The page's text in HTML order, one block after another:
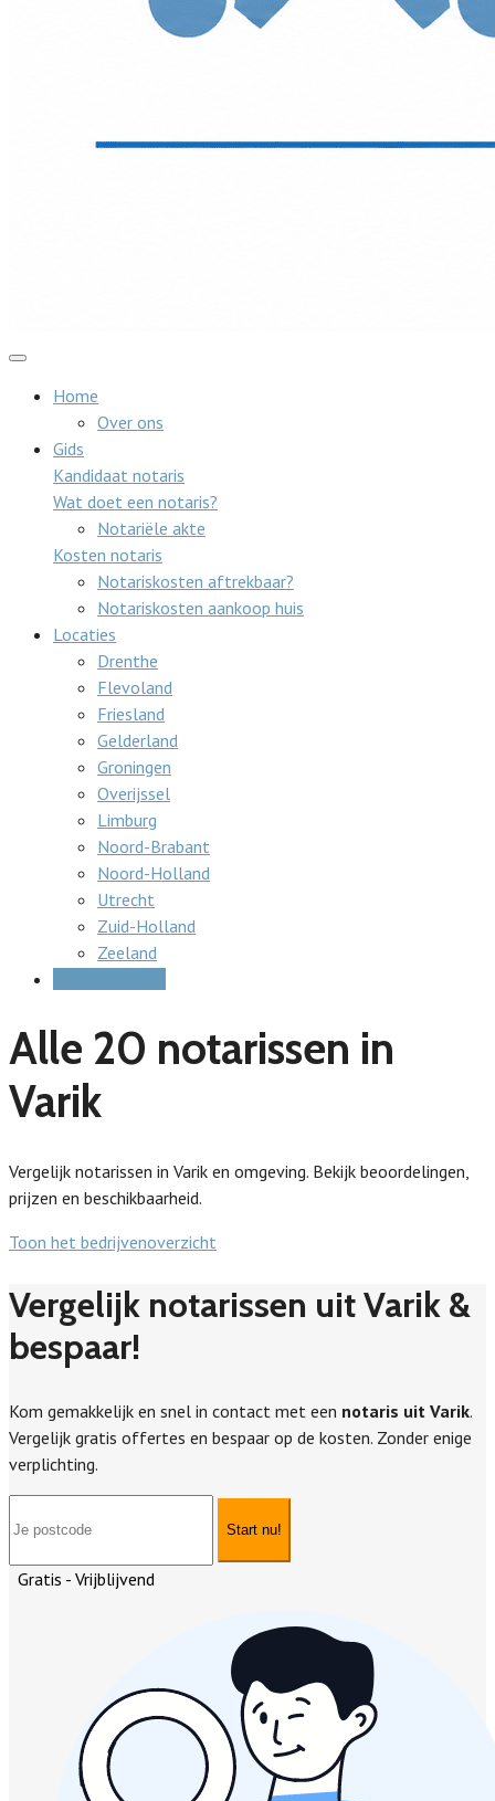
Home
Over ons
Gids
Kandidaat notaris
Wat doet een notaris?
Notariële akte
Kosten notaris
Notariskosten aftrekbaar?
Notariskosten aankoop huis
Locaties
Drenthe
Flevoland
Friesland
Gelderland
Groningen
Overijssel
Limburg
Noord-Brabant
Noord-Holland
Utrecht
Zuid-Holland
Zeeland
Alle 20 notarissen in
Varik
Vergelijk notarissen in Varik en omgeving. Bekijk beoordelingen,
prijzen en beschikbaarheid.
Toon het bedrijvenoverzicht
Vergelijk notarissen uit Varik &
bespaar!
Kom gemakkelijk en snel in contact met een notaris uit Varik.
Vergelijk gratis offertes en bespaar op de kosten. Zonder enige
verplichting.
Start nu!
Gratis - Vrijblijvend